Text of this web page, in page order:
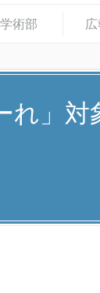
学術部
れ」対